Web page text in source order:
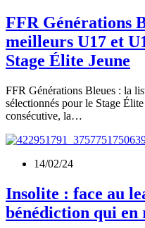
FFR Générations
meilleurs U17 et
Stage Élite Jeune
FFR Générations Bleues : la
sélectionnés pour le Stage
consécutive, la…
14/02/24
Insolite : face au
bénédiction qui